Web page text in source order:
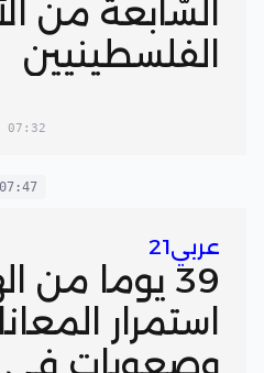
السَّابعة من
الفلسطينيين
07:32
07:47
عربي21
39 يوما من
استمرار
وصعوبات في